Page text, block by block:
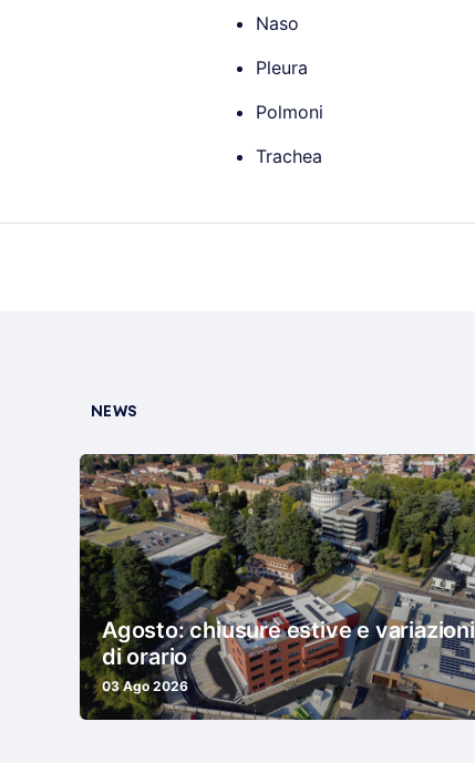
Naso
Pleura
Polmoni
Trachea
NEWS
Agosto: chiusure estive e variazioni
di orario
03 Ago 2026